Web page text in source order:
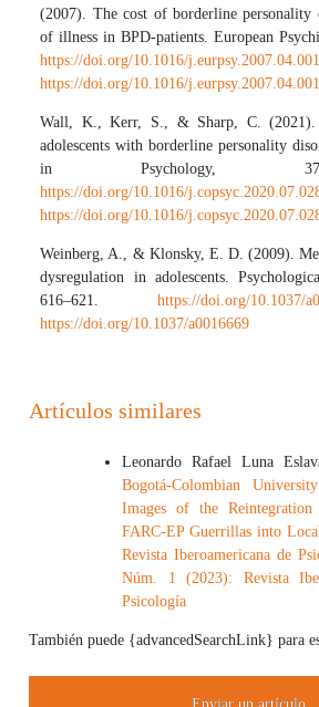
(2007). The cost of borderline personality
of illness in BPD-patients. European
https://doi.org/10.1016/j.eurpsy.2007.04.001
https://doi.org/10.1016/j.eurpsy.2007.04.001
Wall, K., Kerr, S., & Sharp, C.
adolescents with borderline personality
in Psychology,
https://doi.org/10.1016/
https://doi.org/10.1016/
Weinberg, A., & Klonsky, E. D. (2009).
dysregulation in adolescents.
616–621. https://doi.org/10.1037/
https://doi.org/10.1037/a0016669
Artículos similares
Leonardo Rafael Luna
Bogotá-Colombian
Images of the
FARC-EP Guerrillas into
Revista Iberoamericana de
Núm. 1 (2023): Revista
Psicología
También puede {advancedSearchLink} para